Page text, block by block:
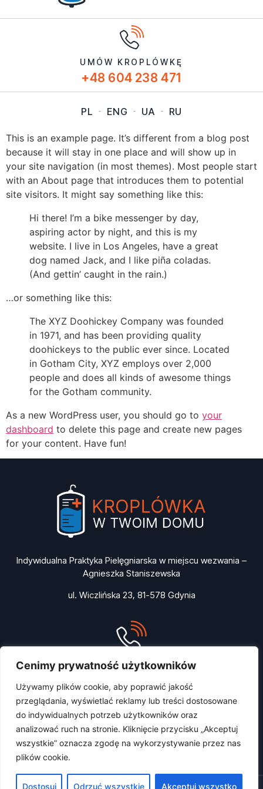
Cenimy prywatność użytkowników
Używamy plików cookie, aby poprawić jakość
przeglądania, wyświetlać reklamy lub treści dostosowane
do indywidualnych potrzeb użytkowników oraz
analizować ruch na stronie. Kliknięcie przycisku „Akceptuj
wszystkie” oznacza zgodę na wykorzystywanie przez nas
plików cookie.
Dostosuj Odrzuć wszystkie Akceptuj wszystko
UMÓW KROPLÓWKĘ
+48 604 238 471
PL ENG UA RU
This is an example page. It’s different from a blog post
because it will stay in one place and will show up in
your site navigation (in most themes). Most people start
with an About page that introduces them to potential
site visitors. It might say something like this:
Hi there! I’m a bike messenger by day,
aspiring actor by night, and this is my
website. I live in Los Angeles, have a great
dog named Jack, and I like piña coladas.
(And gettin’ caught in the rain.)
…or something like this:
The XYZ Doohickey Company was founded
in 1971, and has been providing quality
doohickeys to the public ever since. Located
in Gotham City, XYZ employs over 2,000
people and does all kinds of awesome things
for the Gotham community.
As a new WordPress user, you should go to your
dashboard to delete this page and create new pages
for your content. Have fun!
Indywidualna Praktyka Pielęgniarska w miejscu wezwania –
Agnieszka Staniszewska
ul. Wiczlińska 23, 81-578 Gdynia
UMÓW KROPLÓWKĘ
+48 604 238 471
PL ENG UA RU
Kroplówka w Twoim domu – Gdańsk, Gdynia, Sopot 2023 © All Rights
Zamów kroplówkę!